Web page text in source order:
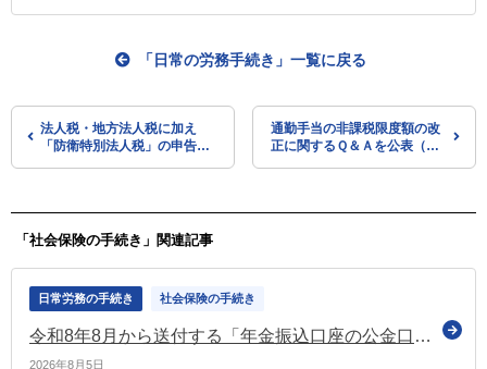
法人税・地方法人税に加え
「防衛特別法人税」の申告・
「日常の労務手続き」一覧に戻る
通勤手当の非課税限度額の改
正に関するＱ＆Ａを公表（国
「社会保険の手続き」関連記事
日常労務の手続き 社会保険の手続き
令和8年8月から送付する「年金振込口座の公金口座登録に関する意向確認書」を案内するチャットボットを開設（日本年金機構）
2026年8月5日